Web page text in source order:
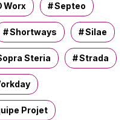
Worx Septeo
Shortways Silae
Steria Strada
Projet